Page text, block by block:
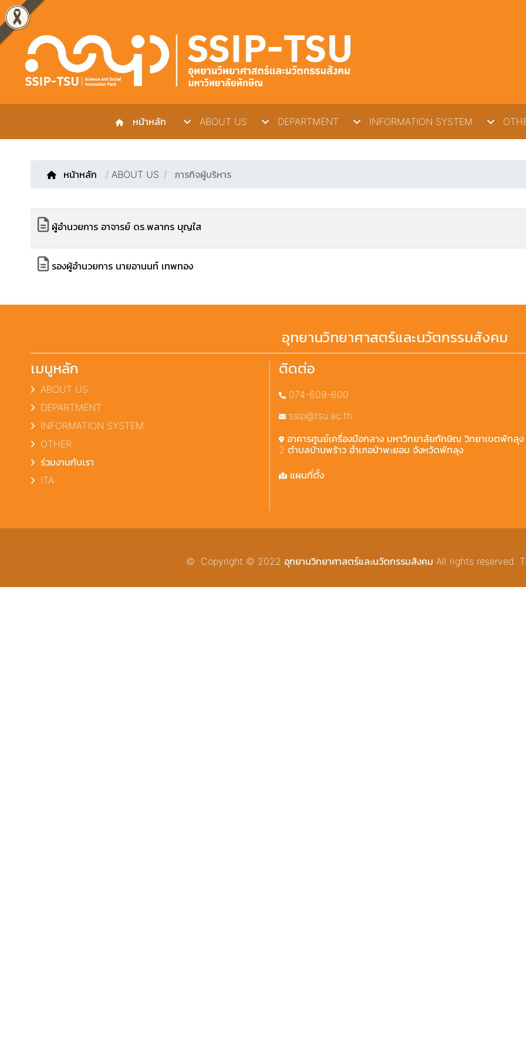
หน้าหลัก ABOUT US DEPARTMENT INFORMATION SYSTEM
หน้าหลัก / ABOUT US ภารกิจผู้บริหาร
ผู้อำนวยการ อาจารย์ ดร.พลากร บุญใส
รองผู้อำนวยการ นายอานนท์ เทพทอง
อุทยานวิทยาศาสตร์และนวัตกรรมสังคม
เมนูหลัก
ABOUT US
DEPARTMENT
INFORMATION SYSTEM
OTHER
ร่วมงานกับเรา
ITA
ติดต่อ
074-609-600
ssip@tsu.ac.th
อาคารศูนย์เครื่องมือกลาง มหาวิทยาลัยทักษิณ วิทยาเขตพัทลุ
2 ตำบลบ้านพร้าว อำเภอป่าพะยอม จังหวัดพัทลุง
แผนที่ตั้ง
© Copyright © 2022 อุทยานวิทยาศาสตร์และนวัตกรรมสังคม All rights reserved.